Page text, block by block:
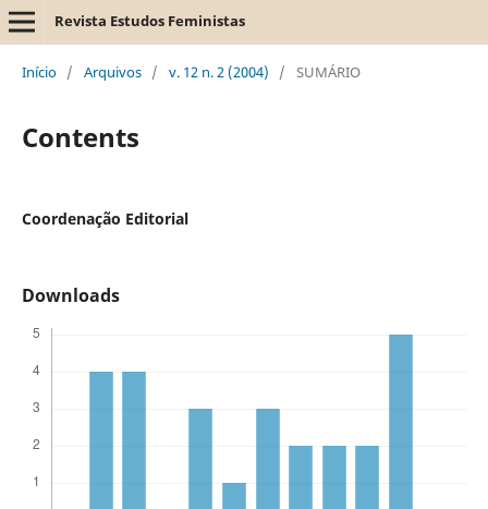
Revista Estudos Feministas
Início / Arquivos / v. 12 n. 2 (2004) / SUMÁRIO
Contents
Coordenação Editorial
Downloads